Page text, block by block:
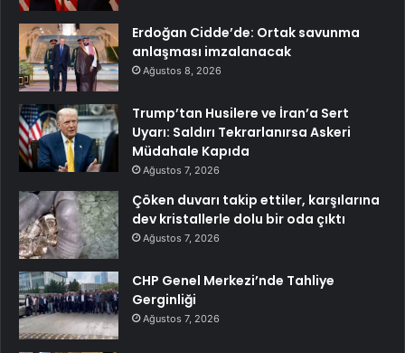
Erdoğan Cidde’de: Ortak savunma
anlaşması imzalanacak
Ağustos 8, 2026
Trump’tan Husilere ve İran’a Sert
Uyarı: Saldırı Tekrarlanırsa Askeri
Müdahale Kapıda
Ağustos 7, 2026
Çöken duvarı takip ettiler, karşılarına
dev kristallerle dolu bir oda çıktı
Ağustos 7, 2026
CHP Genel Merkezi’nde Tahliye
Gerginliği
Ağustos 7, 2026